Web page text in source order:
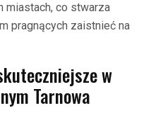
miastach, co stwarza
pragnących zaistnieć na
w
Tarnowa